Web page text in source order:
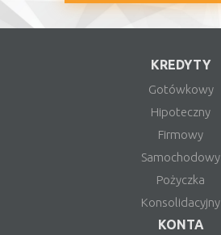
KREDYTY
Gotówkowy
Hipoteczny
Firmowy
Samochodowy
Pożyczka
Konsolidacyjny
KONTA